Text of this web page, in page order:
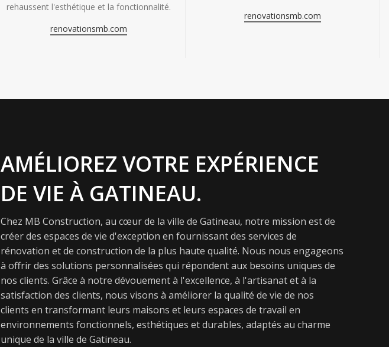
rehaussent l'esthétique et la fonctionnalité.
renovationsmb.com
renovationsmb.com
AMÉLIOREZ VOTRE EXPÉRIENCE
DE VIE À GATINEAU.
Chez MB Construction, au cœur de la ville de Gatineau, notre mission est de
créer des espaces de vie d'exception en fournissant des services de
rénovation et de construction de la plus haute qualité. Nous nous engageons
à offrir des solutions personnalisées qui répondent aux besoins uniques de
nos clients. Grâce à notre dévouement à l'excellence, à l'artisanat et à la
satisfaction des clients, nous visons à améliorer la qualité de vie de nos
clients en transformant leurs maisons et leurs espaces de travail en
environnements fonctionnels, esthétiques et durables, adaptés au charme
unique de la ville de Gatineau.